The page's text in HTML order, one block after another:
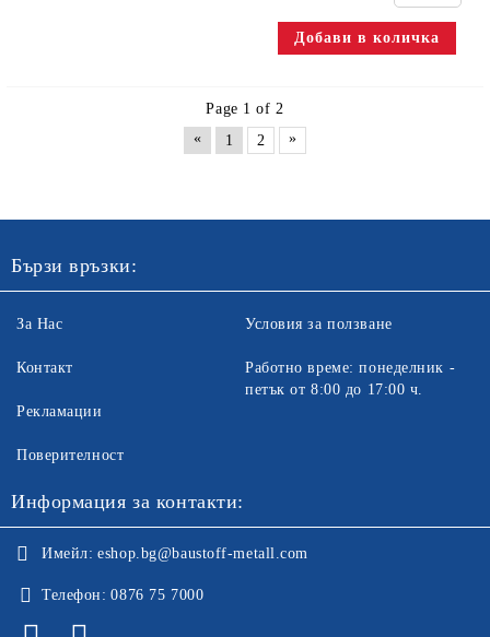
Page 1 of 2
«
1 2 »
Бързи връзки:
За Нас
Контакт
Рекламации
Поверителност
Условия за ползване
Работно време: понеделник -
петък от 8:00 до 17:00 ч.
Информация за контакти:
Имейл: eshop.bg@baustoff-metall.com
Телефон: 0876 75 7000